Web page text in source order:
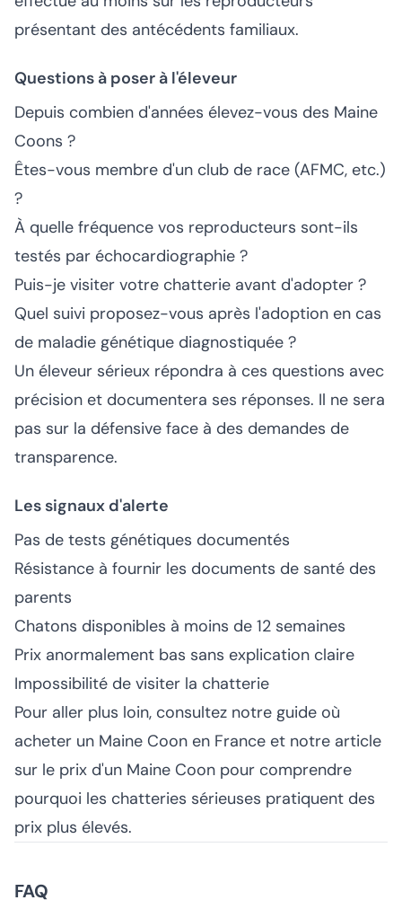
présentant des antécédents familiaux.
Questions à poser à l'éleveur
Depuis combien d'années élevez-vous des Maine
Coons ?
Êtes-vous membre d'un club de race (AFMC, etc.)
?
À quelle fréquence vos reproducteurs sont-ils
testés par échocardiographie ?
Puis-je visiter votre chatterie avant d'adopter ?
Quel suivi proposez-vous après l'adoption en cas
de maladie génétique diagnostiquée ?
Un éleveur sérieux répondra à ces questions avec
précision et documentera ses réponses. Il ne sera
pas sur la défensive face à des demandes de
transparence.
Les signaux d'alerte
Pas de tests génétiques documentés
Résistance à fournir les documents de santé des
parents
Chatons disponibles à moins de 12 semaines
Prix anormalement bas sans explication claire
Impossibilité de visiter la chatterie
Pour aller plus loin, consultez notre guide où
acheter un Maine Coon en France et notre article
sur le prix d'un Maine Coon pour comprendre
pourquoi les chatteries sérieuses pratiquent des
prix plus élevés.
FAQ